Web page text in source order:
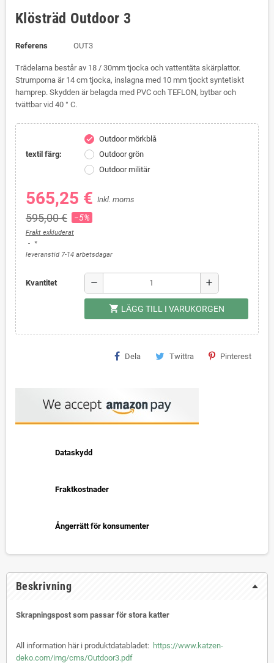
Klösträd Outdoor 3
Referens OUT3
Trädelarna består av 18 / 30mm tjocka och vattentäta skärplattor.
Strumporna är 14 cm tjocka, inslagna med 10 mm tjockt syntetiskt
hamprep. Skydden är belagda med PVC och TEFLON, bytbar och
tvättbar vid 40 ° C.
textil färg:
check
Outdoor mörkblå
Outdoor grön
Outdoor militär
565,25 € Inkl. moms
595,00 € −5%
Frakt exkluderat
*
leveranstid 7-14 arbetsdagar
Kvantitet remove add
shopping_cart LÄGG TILL I VARUKORGEN
Dela Twittra Pinterest
Dataskydd
Fraktkostnader
Ångerrätt för konsumenter
Beskrivning
Skrapningspost som passar för stora katter
All information här i produktdatabladet: https://www.katzen-
deko.com/img/cms/Outdoor3.pdf